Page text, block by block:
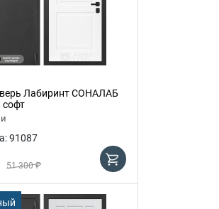
Лабиринт СОНАЛАБ
софт
91087
51 300 ₽